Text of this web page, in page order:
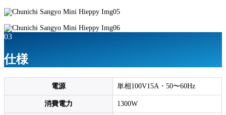
03
仕様
電源 単相100V15A・50〜60Hz
消費電力 1300W